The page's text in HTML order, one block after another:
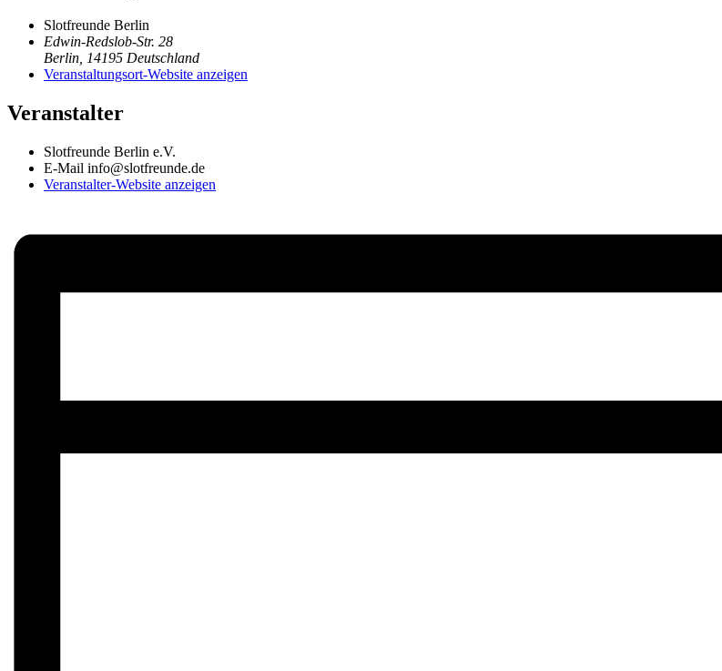
Slotfreunde Berlin
Edwin-Redslob-Str. 28
Berlin 14195 Deutschland
Veranstaltungsort-Website anzeigen
Veranstalter
Slotfreunde Berlin e.V.
E-Mail info@slotfreunde.de
Veranstalter-Website anzeigen